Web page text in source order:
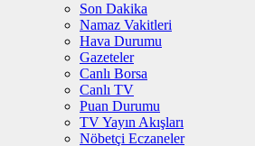
Son Dakika
Namaz Vakitleri
Hava Durumu
Gazeteler
Canlı Borsa
Canlı TV
Puan Durumu
TV Yayın Akışları
Nöbetçi Eczaneler